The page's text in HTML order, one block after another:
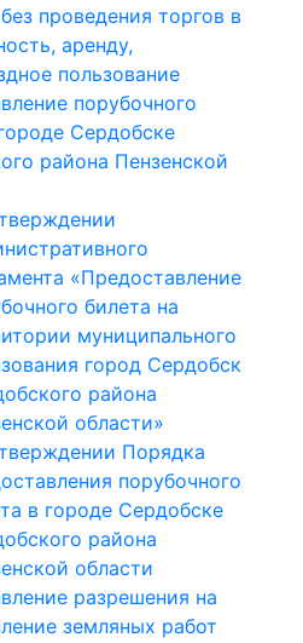
проведения торгов в
аренду,
пользование
порубочного
Сердобске
района Пензенской
«Предоставление
билета на
муниципального
город Сердобск
района
области»
Порядка
порубочного
в городе Сердобске
района
области
разрешения на
земляных работ